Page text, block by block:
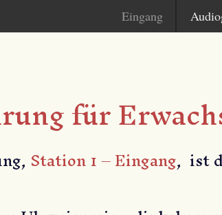
Eingang
für
Station 1 – Eingang, ist